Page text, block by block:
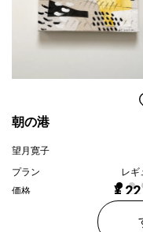
朝の港
望月寛子
プラン
レギ
価格
¥